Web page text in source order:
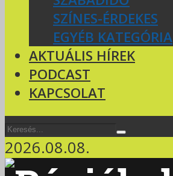
SZÍNES-ÉRDEKES
EGYÉB KATEGÓRIA
AKTUÁLIS HÍREK
PODCAST
KAPCSOLAT
2026.08.08.